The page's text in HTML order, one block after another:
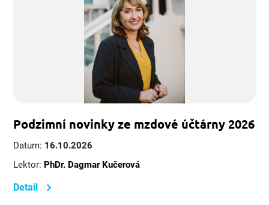
Podzimní novinky ze mzdové účtárny 2026
Datum: 16.10.2026
Lektor: PhDr. Dagmar Kučerová
Detail